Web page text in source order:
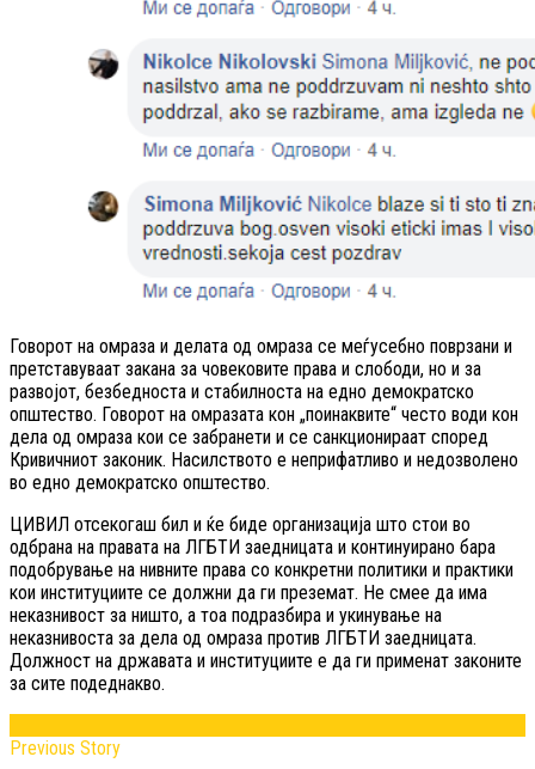
Говорот на омраза и делата од омраза се меѓусебно поврзани и
претставуваат закана за човековите права и слободи, но и за
развојот, безбедноста и стабилноста на едно демократско
општество. Говорот на омразата кон „поинаквите“ често води кон
дела од омраза кои се забранети и се санкционираат според
Кривичниот законик. Насилството е неприфатливо и недозволено
во едно демократско општество.
ЦИВИЛ отсекогаш бил и ќе биде организација што стои во
одбрана на правата на ЛГБТИ заедницата и континуирано бара
подобрување на нивните права со конкретни политики и практики
кои институциите се должни да ги преземат. Не смее да има
неказнивост за ништо, а тоа подразбира и укинување на
неказнивоста за дела од омраза против ЛГБТИ заедницата.
Должност на државата и институциите е да ги применат законите
за сите подеднакво.
Previous Story